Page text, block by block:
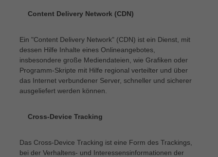
Content Delivery Network (CDN)
Ein "Content Delivery Network" (CDN) ist ein Dienst, mit
dessen Hilfe Inhalte eines Onlineangebotes,
insbesondere große Mediendateien, wie Grafiken oder
Programm-Skripte mit Hilfe regional verteilter und über
das Internet verbundener Server, schneller und sicherer
ausgeliefert werden können.
Cross-Device Tracking
Das Cross-Device Tracking ist eine Form des Trackings,
bei der Verhaltens- und Interessensinformationen der